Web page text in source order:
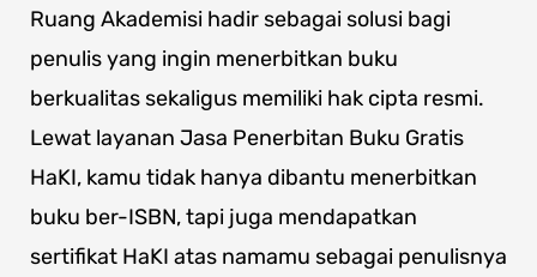
Ruang Akademisi hadir sebagai solusi bagi
penulis yang ingin menerbitkan buku
berkualitas sekaligus memiliki hak cipta resmi.
Lewat layanan Jasa Penerbitan Buku Gratis
HaKI, kamu tidak hanya dibantu menerbitkan
buku ber-ISBN, tapi juga mendapatkan
sertifikat HaKI atas namamu sebagai penulisnya